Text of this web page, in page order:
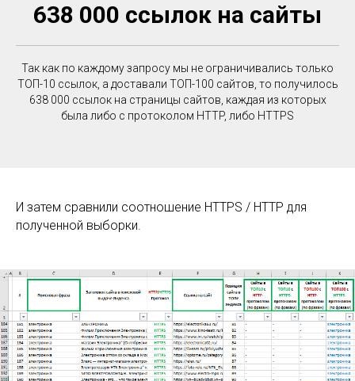
638 000 ссылок на сайты
Так как по каждому запросу мы не ограничивались только
ТОП-10 ссылок, а доставали ТОП-100 сайтов, то получилось
638 000 ссылок на страницы сайтов, каждая из которых
была либо с протоколом HTTP, либо HTTPS
И затем сравнили соотношение HTTPS / HTTP для
полученной выборки.